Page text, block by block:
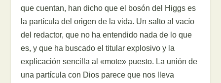
que cuentan, han dicho que el bosón del Higgs es
la partícula del origen de la vida. Un salto al vacío
del redactor, que no ha entendido nada de lo que
es, y que ha buscado el titular explosivo y la
explicación sencilla al «mote» puesto. La unión de
una partícula con Dios parece que nos lleva